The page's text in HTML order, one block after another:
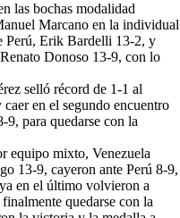
las bochas modalidad
Marcano en la individual
Perú, Erik Bardelli 13-2, y
Donoso 13-9, con lo
selló récord de 1-1 al
en el segundo encuentro
9, para quedarse con la
equipo mixto, Venezuela
13-9, cayeron ante Perú 8-9,
en el último volvieron a
quedarse con la